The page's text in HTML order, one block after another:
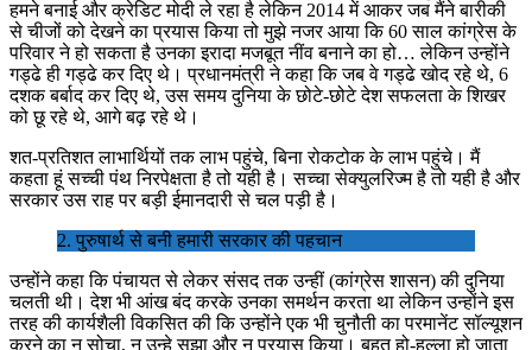
हमने बनाई और क्रेडिट मोदी ले रहा है लेकिन 2014 में आकर जब मैंने बारीकी
से चीजों को देखने का प्रयास किया तो मुझे नजर आया कि 60 साल कांग्रेस के
परिवार ने हो सकता है उनका इरादा मजबूत नींव बनाने का हो… लेकिन उन्होंने
गड्ढे ही गड्ढे कर दिए थे। प्रधानमंत्री ने कहा कि जब वे गड्ढे खोद रहे थे, 6
दशक बर्बाद कर दिए थे, उस समय दुनिया के छोटे-छोटे देश सफलता के शिखर
को छू रहे थे, आगे बढ़ रहे थे।
शत-प्रतिशत लाभार्थियों तक लाभ पहुंचे, बिना रोकटोक के लाभ पहुंचे। मैं
कहता हूं सच्ची पंथ निरपेक्षता है तो यही है। सच्चा सेक्युलरिज्म है तो यही है और
सरकार उस राह पर बड़ी ईमानदारी से चल पड़ी है।
2. पुरुषार्थ से बनी हमारी सरकार की पहचान
उन्होंने कहा कि पंचायत से लेकर संसद तक उन्हीं (कांग्रेस शासन) की दुनिया
चलती थी। देश भी आंख बंद करके उनका समर्थन करता था लेकिन उन्होंने इस
तरह की कार्यशैली विकसित की कि उन्होंने एक भी चुनौती का परमानेंट सॉल्यूशन
करने का न सोचा, न उन्हे सूझा और न प्रयास किया। बहुत हो-हल्ला हो जाता